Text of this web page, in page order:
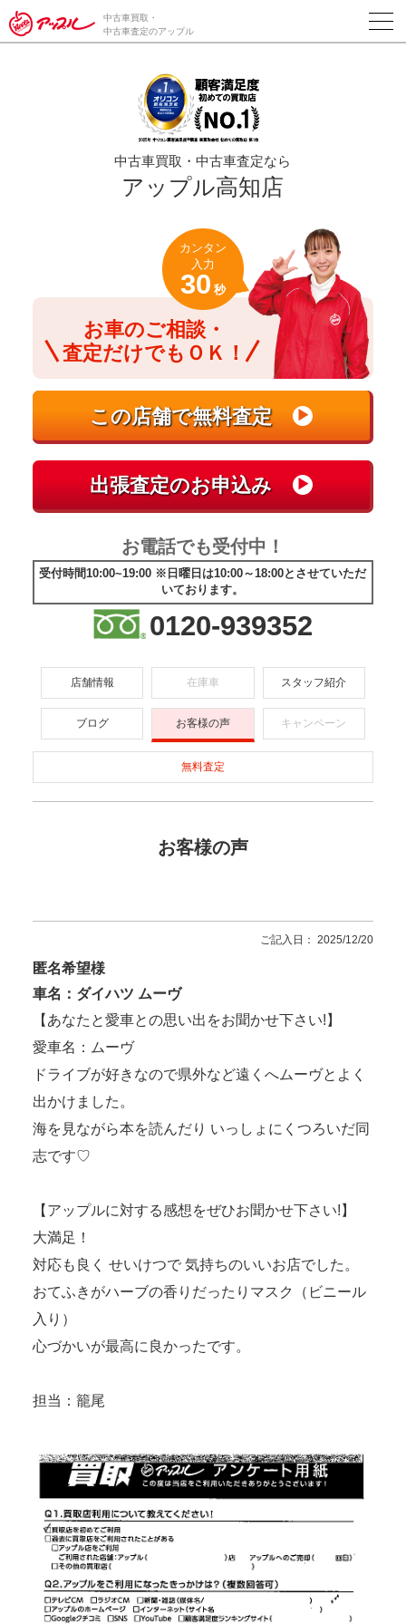
/*ABテスト_新規査定フォームの為のCVボタン*/
中古車買取・
中古車査定のアップル
中古車買取・中古車査定なら
アップル高知店
お車のご相談・
査定だけでもＯＫ！
カンタン
入力
30 秒
お電話でも受付中！
受付時間10:00~19:00 ※日曜日は10:00～18:00とさせていただ
いております。
0120-939352
店舗情報 在庫車 スタッフ紹介
ブログ お客様の声 キャンペーン
無料査定
お客様の声
ご記入日： 2025/12/20
匿名希望様
車名：ダイハツ ムーヴ
【あなたと愛車との思い出をお聞かせ下さい!】
愛車名：ムーヴ
ドライブが好きなので県外など遠くへムーヴとよく
出かけました。
海を見ながら本を読んだり いっしょにくつろいだ同
志です♡
【アップルに対する感想をぜひお聞かせ下さい!】
大満足！
対応も良く せいけつで 気持ちのいいお店でした。
おてふきがハーブの香りだったりマスク（ビニール
入り）
心づかいが最高に良かったです。
担当：籠尾